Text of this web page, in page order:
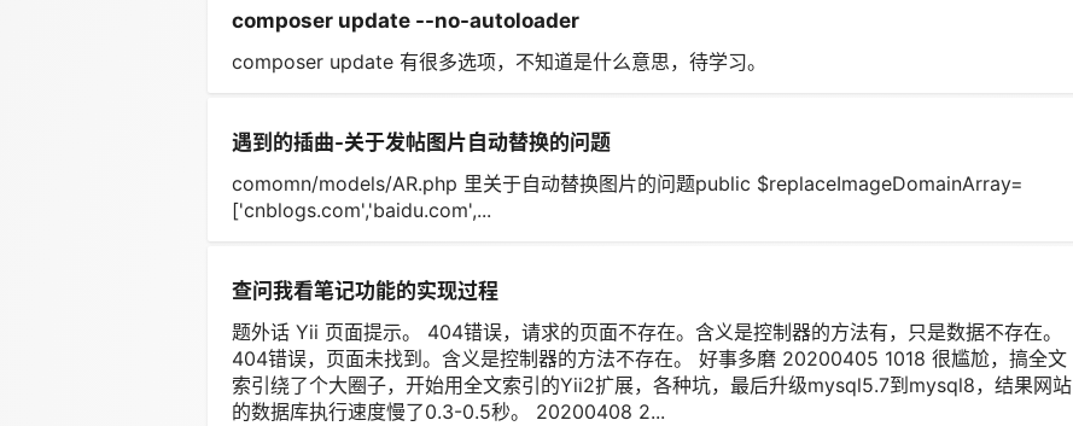
composer update --no-autoloader
composer update 有很多选项，不知道是什么意思，待学习。
遇到的插曲-关于发帖图片自动替换的问题
comomn/models/AR.php 里关于自动替换图片的问题public $replaceImageDomainArray=
['cnblogs.com','baidu.com',...
查问我看笔记功能的实现过程
题外话 Yii 页面提示。 404错误，请求的页面不存在。含义是控制器的方法有，只是数据不存在。
404错误，页面未找到。含义是控制器的方法不存在。 好事多磨 20200405 1018 很尴尬，搞全文
索引绕了个大圈子，开始用全文索引的Yii2扩展，各种坑，最后升级mysql5.7到mysql8，结果网站
的数据库执行速度慢了0.3-0.5秒。 20200408 2...